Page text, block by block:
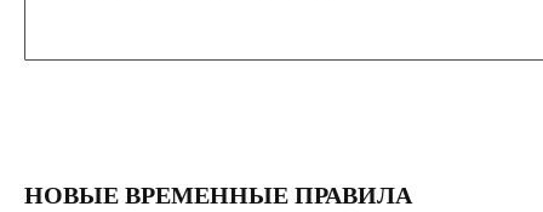
НОВЫЕ ВРЕМЕННЫЕ ПРАВИЛА